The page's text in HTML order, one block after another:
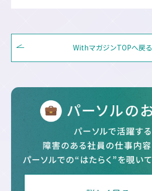
WithマガジンTOPへ戻る